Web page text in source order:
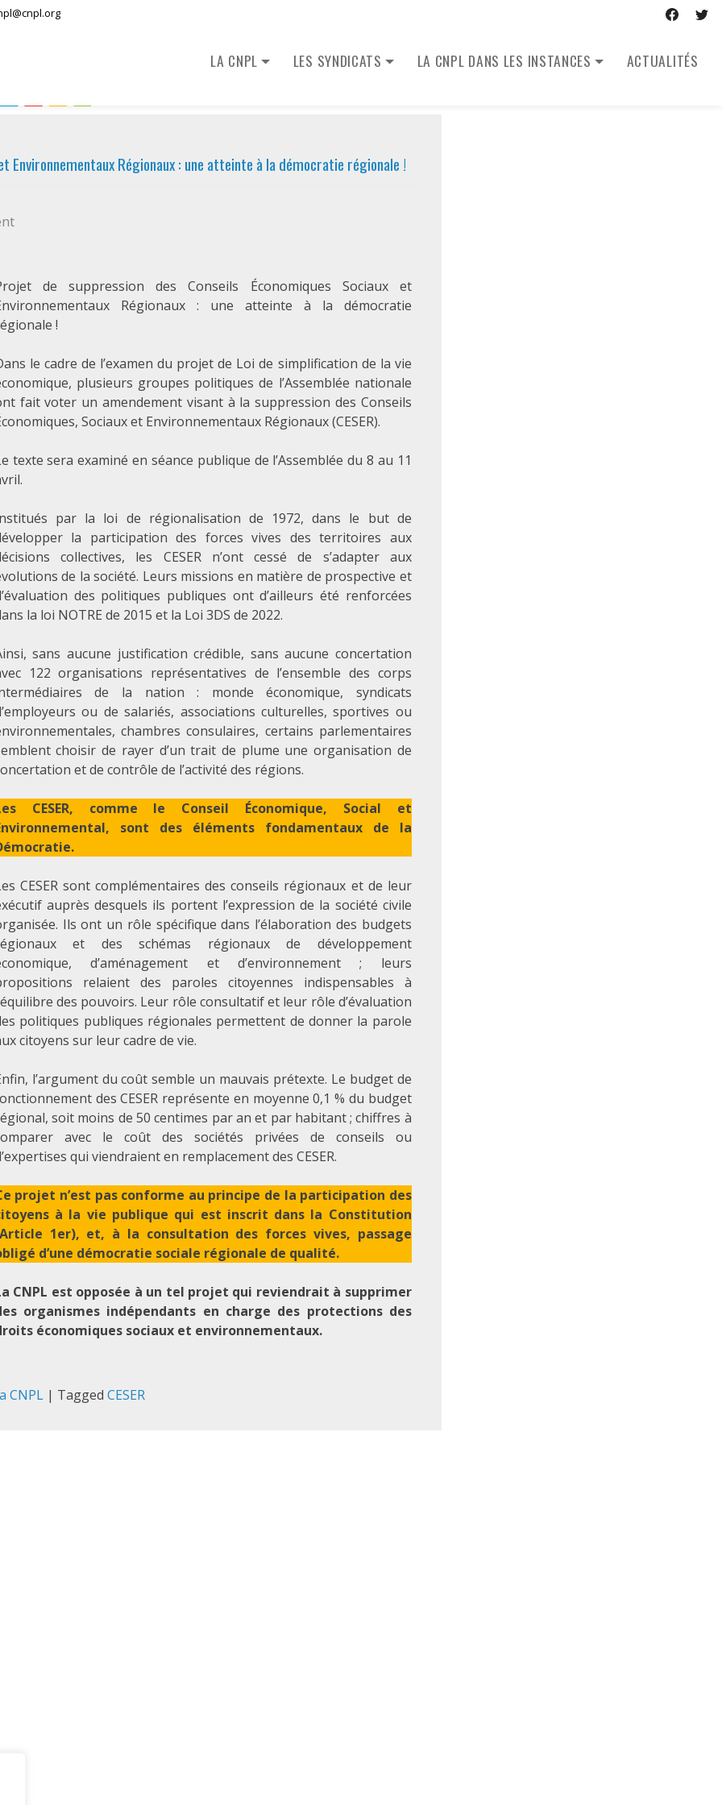
LA CNPL LES SYNDICATS LA CNPL DANS LES INSTANCES ACTUALITÉS
Environnementaux Régionaux : une atteinte à la démocratie régionale !
on
suppression
des
Conseils
Économiques
Sociaux
Environnementaux
Régionaux
une
atteinte
la
démocratie
régionale
de suppression des Conseils Économiques Sociaux et
Régionaux : une atteinte à la démocratie
!
le cadre de l’examen du projet de Loi de simplification de la vie
plusieurs groupes politiques de l’Assemblée nationale
fait voter un amendement visant à la suppression des Conseils
Sociaux et Environnementaux Régionaux (CESER).
texte sera examiné en séance publique de l’Assemblée du 8 au 11
par la loi de régionalisation de 1972, dans le but de
la participation des forces vives des territoires aux
collectives, les CESER n’ont cessé de s’adapter aux
de la société. Leurs missions en matière de prospective et
des politiques publiques ont d’ailleurs été renforcées
la loi NOTRE de 2015 et la Loi 3DS de 2022.
sans aucune justification crédible, sans aucune concertation
122 organisations représentatives de l’ensemble des corps
de la nation : monde économique, syndicats
ou de salariés, associations culturelles, sportives ou
chambres consulaires, certains parlementaires
choisir de rayer d’un trait de plume une organisation de
et de contrôle de l’activité des régions.
CESER, comme le Conseil Économique, Social et
sont des éléments fondamentaux de la
CESER sont complémentaires des conseils régionaux et de leur
auprès desquels ils portent l’expression de la société civile
Ils ont un rôle spécifique dans l’élaboration des budgets
et des schémas régionaux de développement
d’aménagement et d’environnement ; leurs
relaient des paroles citoyennes indispensables à
des pouvoirs. Leur rôle consultatif et leur rôle d’évaluation
politiques publiques régionales permettent de donner la parole
citoyens sur leur cadre de vie.
l’argument du coût semble un mauvais prétexte. Le budget de
des CESER représente en moyenne 0,1 % du budget
soit moins de 50 centimes par an et par habitant ; chiffres à
avec le coût des sociétés privées de conseils ou
qui viendraient en remplacement des CESER.
projet n’est pas conforme au principe de la participation des
à la vie publique qui est inscrit dans la Constitution
1er), et, à la consultation des forces vives, passage
d’une démocratie sociale régionale de qualité.
CNPL est opposée à un tel projet qui reviendrait à supprimer
organismes indépendants en charge des protections des
économiques sociaux et environnementaux.
CNPL | Tagged CESER